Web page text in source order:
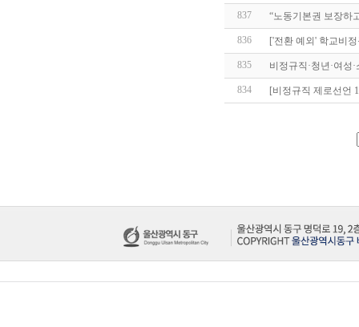
837 “노동기본권 보장하
836 ['전환 예외' 학교비
835 비정규직·청년·여
834 [비정규직 제로선언